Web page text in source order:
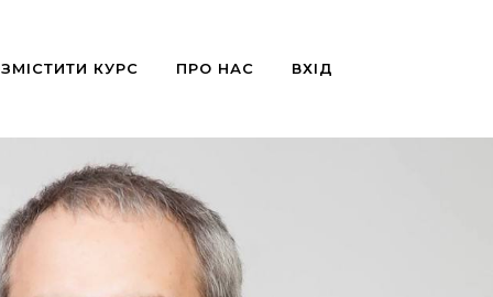
КУРС ПРО НАС ВХІД